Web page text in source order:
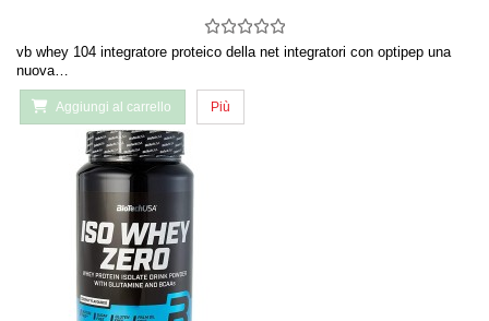
vb whey 104 integratore proteico della net integratori con optipep una
nuova…
Aggiungi al carrello Più